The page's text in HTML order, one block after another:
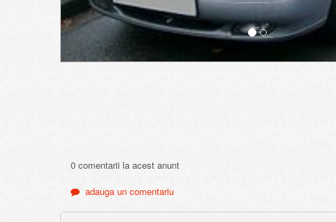
0 comentarii la acest anunt
adauga un comentariu